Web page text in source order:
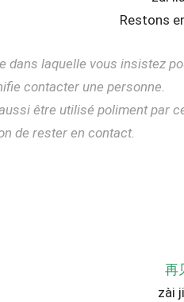
Restons
dans laquelle vous insistez
contacter une personne.
être utilisé poliment par
de rester en contact.
再
zài